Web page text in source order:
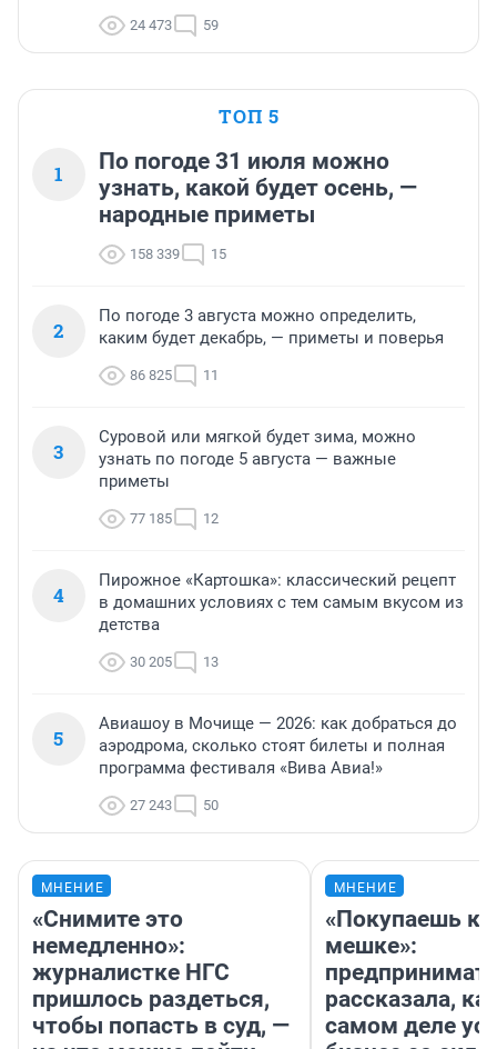
24 473 59
ТОП 5
1
По погоде 31 июля можно
узнать, какой будет осень, —
народные приметы
158 339 15
2
По погоде 3 августа можно определить,
каким будет декабрь, — приметы и поверья
86 825 11
3
Суровой или мягкой будет зима, можно
узнать по погоде 5 августа — важные
приметы
77 185 12
4
Пирожное «Картошка»: классический рецепт
в домашних условиях с тем самым вкусом из
детства
30 205 13
5
Авиашоу в Мочище — 2026: как добраться до
аэродрома, сколько стоят билеты и полная
программа фестиваля «Вива Авиа!»
27 243 50
МНЕНИЕ
«Снимите это
немедленно»:
журналистке НГС
пришлось раздеться,
чтобы попасть в суд, —
МНЕНИЕ
«Покупаешь
мешке»:
рассказала,
самом деле